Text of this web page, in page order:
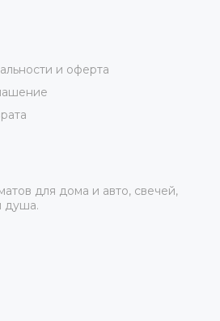
и оферта
для дома и авто, свечей,
душа.